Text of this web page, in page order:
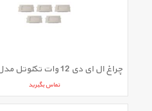
تماس بگیرید